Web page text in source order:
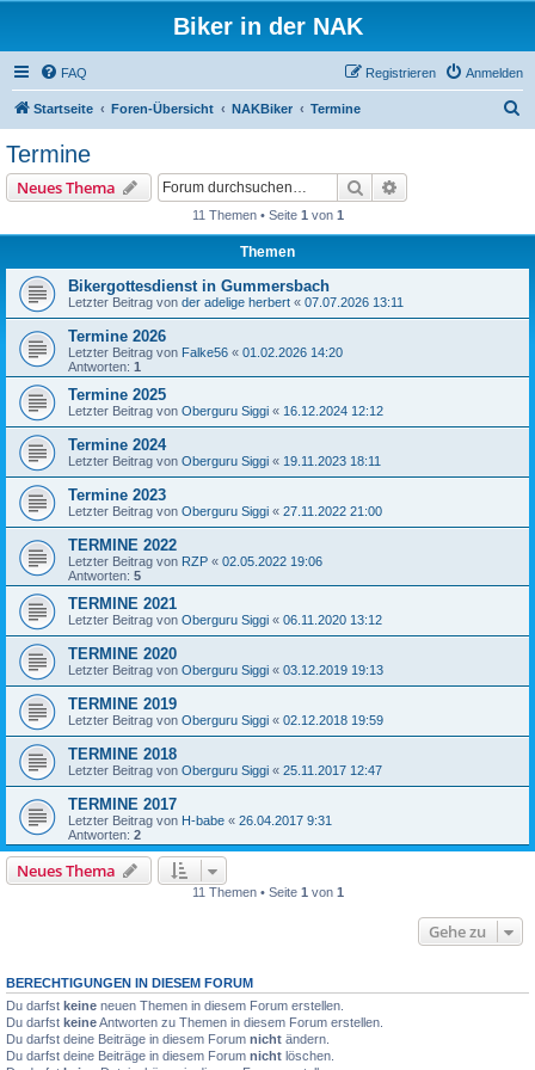
Biker in der NAK
FAQ Anmelden
Registrieren
Startseite Foren-Übersicht NAKBiker Termine
Termine
Neues Thema Suche
11 Themen • Seite 1 von 1
Themen
Bikergottesdienst in Gummersbach
Letzter Beitrag von der adelige herbert « 07.07.2026 13:11
Termine 2026
Letzter Beitrag von Falke56 « 01.02.2026 14:20
Antworten: 1
Termine 2025
Letzter Beitrag von Oberguru Siggi « 16.12.2024 12:12
Termine 2024
Letzter Beitrag von Oberguru Siggi « 19.11.2023 18:11
Termine 2023
Letzter Beitrag von Oberguru Siggi « 27.11.2022 21:00
TERMINE 2022
Letzter Beitrag von RZP « 02.05.2022 19:06
Antworten: 5
TERMINE 2021
Letzter Beitrag von Oberguru Siggi « 06.11.2020 13:12
TERMINE 2020
Letzter Beitrag von Oberguru Siggi « 03.12.2019 19:13
TERMINE 2019
Letzter Beitrag von Oberguru Siggi « 02.12.2018 19:59
TERMINE 2018
Letzter Beitrag von Oberguru Siggi « 25.11.2017 12:47
TERMINE 2017
Letzter Beitrag von H-babe « 26.04.2017 9:31
Antworten: 2
Neues Thema
11 Themen • Seite 1 von 1
Gehe zu
BERECHTIGUNGEN IN DIESEM FORUM
Du darfst keine neuen Themen in diesem Forum erstellen.
Du darfst keineAntworten zu Themen in diesem Forum erstellen.
Du darfst deine Beiträge in diesem Forum nicht ändern.
Du darfst deine Beiträge in diesem Forum nicht löschen.